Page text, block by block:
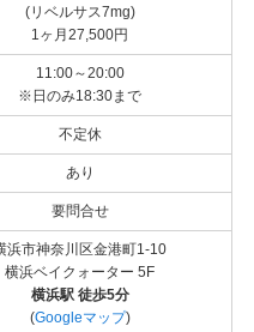
(リベルサス7mg)
1ヶ月27,500円
11:00～20:00
※日のみ18:30まで
不定休
あり
要問合せ
浜市神奈川区金港町1-10
横浜ベイクォーター 5F
横浜駅 徒歩5分
(Googleマップ)